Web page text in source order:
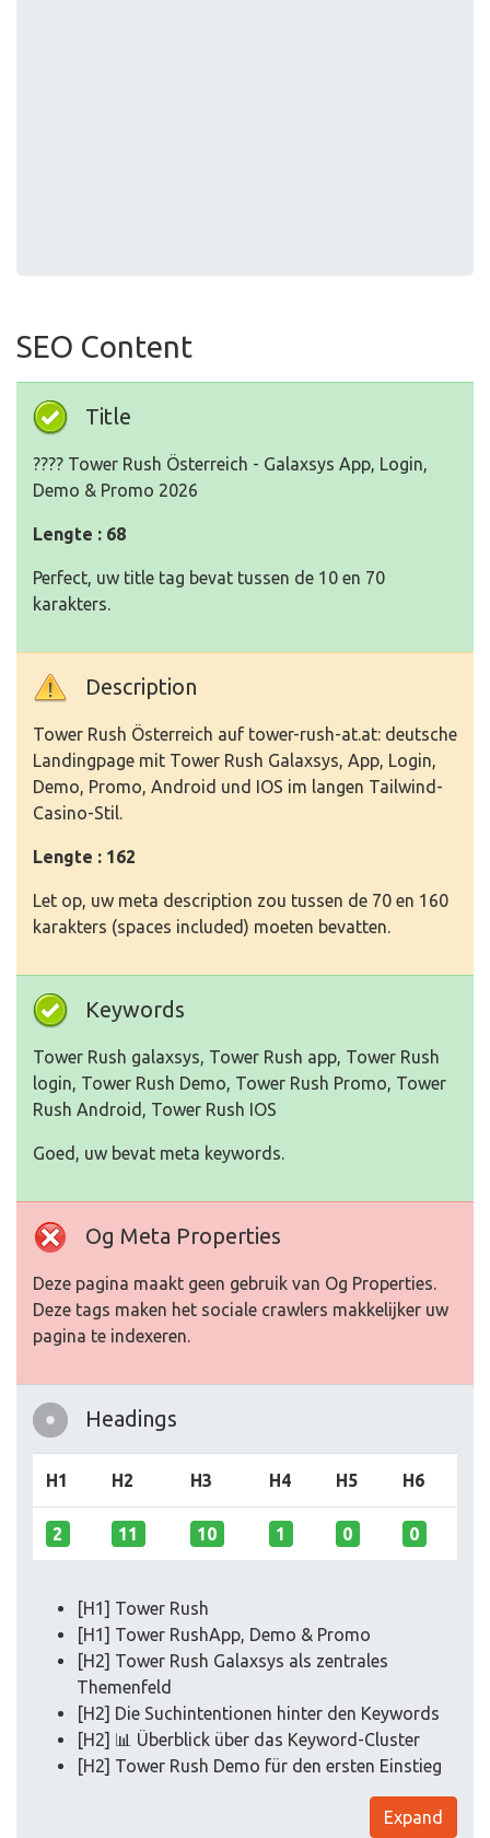
SEO Content
Title
????️ Tower Rush Österreich - Galaxsys App, Login,
Demo & Promo 2026
Lengte : 68
Perfect, uw title tag bevat tussen de 10 en 70
karakters.
Description
Tower Rush Österreich auf tower-rush-at.at: deutsche
Landingpage mit Tower Rush Galaxsys, App, Login,
Demo, Promo, Android und IOS im langen Tailwind-
Casino-Stil.
Lengte : 162
Let op, uw meta description zou tussen de 70 en 160
karakters (spaces included) moeten bevatten.
Keywords
Tower Rush galaxsys, Tower Rush app, Tower Rush
login, Tower Rush Demo, Tower Rush Promo, Tower
Rush Android, Tower Rush IOS
Goed, uw bevat meta keywords.
Og Meta Properties
Deze pagina maakt geen gebruik van Og Properties.
Deze tags maken het sociale crawlers makkelijker uw
pagina te indexeren.
Headings
H1 H2 H3 H4 H5 H6
2 11 10 1 0 0
[H1] Tower Rush
[H1] Tower RushApp, Demo & Promo
[H2] Tower Rush Galaxsys als zentrales
Themenfeld
[H2] Die Suchintentionen hinter den Keywords
[H2] 📊 Überblick über das Keyword-Cluster
[H2] Tower Rush Demo für den ersten Einstieg
Expand